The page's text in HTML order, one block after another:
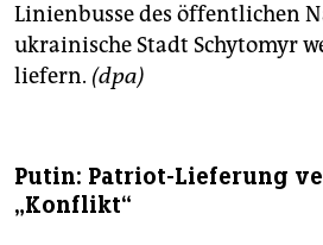
Linienbusse des öffentlichen
ukrainische Stadt Schytomyr
liefern. (dpa)
Putin: Patriot-Lieferung
„Konflikt“